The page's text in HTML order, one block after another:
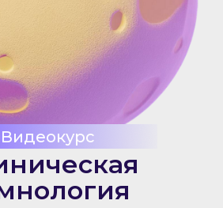
Видеокурс